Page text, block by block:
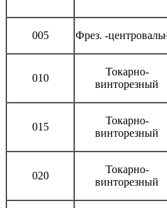
005 Фрез. -
010
Токарно-
винторезный
015
Токарно-
винторезный
020
Токарно-
винторезный